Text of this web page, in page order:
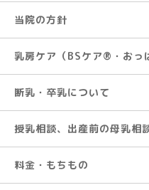
当院の方針
乳房ケア（BSケア®︎・おっ
断乳・卒乳について
授乳相談、出産前の母乳相
料金・もちもの